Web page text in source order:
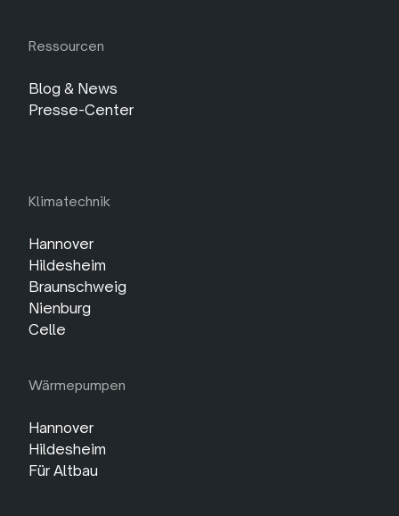
Ressourcen
Blog & News
Presse-Center
Klimatechnik
Hannover
Hildesheim
Braunschweig
Nienburg
Celle
Wärmepumpen
Hannover
Hildesheim
Für Altbau